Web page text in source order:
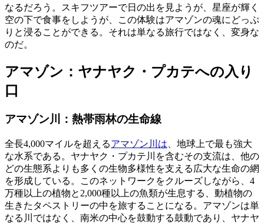
なるだろう。スキフツアーで日の出を見ようが、星座が輝く
空の下で食事をしようが、この体験はアマゾンの魂にどっぷ
りと浸ることができる。それは単なる旅行ではなく、変身な
のだ。
アマゾン：ヤナヤク・プカテへの入り
口
アマゾン川：熱帯雨林の生命線
全長4,000マイルを超えるアマゾン川は 、地球上で最も強大
な水系である。ヤナヤク・プカテ川を含むその支流は、他の
どの生態系よりも多くの生物多様性を支える広大な生命の網
を形成している。このネットワークをクルーズしながら、4
万種以上の植物と2,000種以上の魚類が生息する、動植物の
生きたタペストリーの中を旅することになる。アマゾンは単
なる川ではなく、南米の中心を鼓動する鼓動であり、ヤナヤ